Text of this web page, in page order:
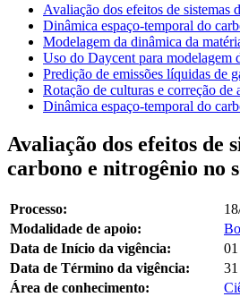
Avaliação dos efeitos de sistemas
Dinâmica espaço-temporal do
Modelagem da dinâmica da
Uso do Daycent para modelagem
Predição de emissões líquidas de
Rotação de culturas e correção
Dinâmica espaço-temporal do
Avaliação dos efeitos de
carbono e nitrogênio no
Processo:
Modalidade de apoio:
Data de Início da vigência:
Data de Término da vigência:
Área de conhecimento: